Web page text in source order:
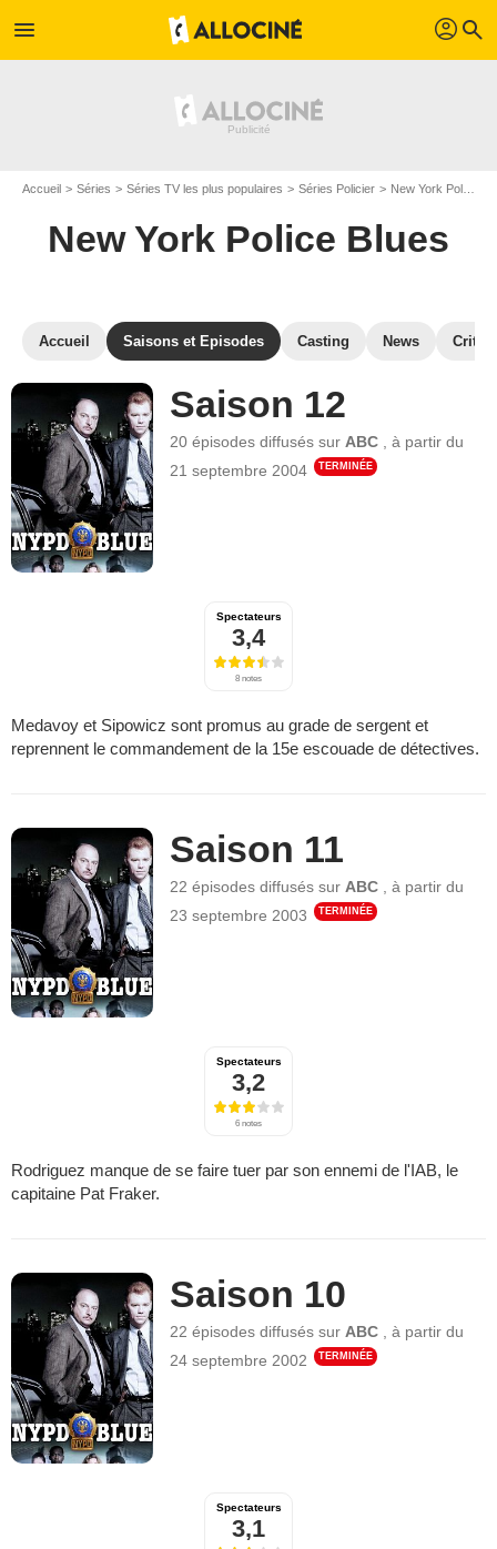
menu profil search
Accueil Séries Séries TV les plus populaires Séries Policier New York Police Blues
New York Police Blues
Accueil Saisons et Episodes Casting News
Saison 12
20 épisodes diffusés sur ABC ,à partir du
21 septembre 2004
TERMINÉE
Spectateurs
3,4
8 notes
Medavoy et Sipowicz sont promus au grade de sergent et
reprennent le commandement de la 15e escouade de détectives.
Saison 11
22 épisodes diffusés sur ABC ,à partir du
23 septembre 2003
TERMINÉE
Spectateurs
3,2
6 notes
Rodriguez manque de se faire tuer par son ennemi de l'IAB, le
capitaine Pat Fraker.
Saison 10
22 épisodes diffusés surABC ,à partir du
24 septembre 2002
TERMINÉE
Spectateurs
3,1